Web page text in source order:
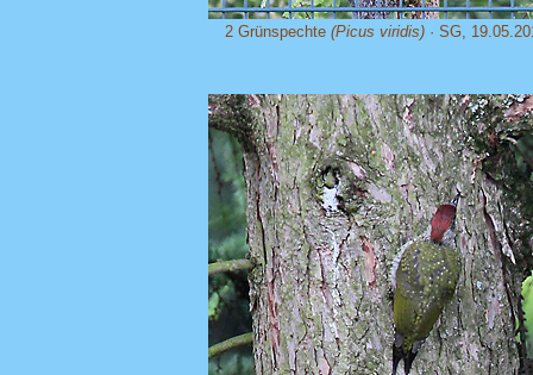
2 Grünspechte (Picus viridis) · SG,